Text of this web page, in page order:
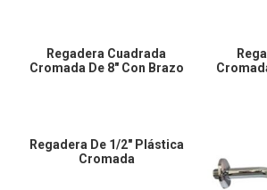
Regadera Cuadrada
Cromada De 8″ Con Brazo
Regadera De 1/2″ Plástica
Cromada